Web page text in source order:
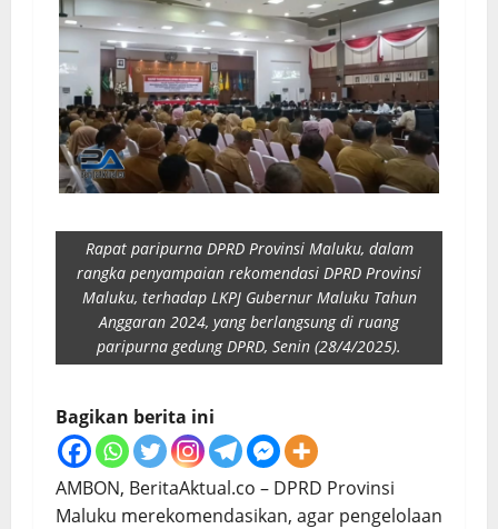
Rapat paripurna DPRD Provinsi Maluku, dalam
rangka penyampaian rekomendasi DPRD Provinsi
Maluku, terhadap LKPJ Gubernur Maluku Tahun
Anggaran 2024, yang berlangsung di ruang
paripurna gedung DPRD, Senin (28/4/2025).
Bagikan berita ini
AMBON, BeritaAktual.co – DPRD Provinsi
Maluku merekomendasikan, agar pengelolaan